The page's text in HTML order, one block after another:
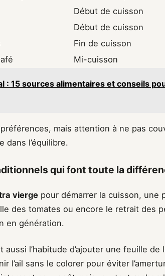
Début de cuisson
Début de cuisson
Fin de cuisson
Mi-cuisson
: 15 sources alimentaires et conseils
mais attention à ne pas
dans l’équilibre.
qui font toute la
vierge pour démarrer la cuisson, une
des tomates ou encore le retrait des
en génération.
aussi l’habitude d’ajouter une feuille de
l’ail sans le colorer pour éviter